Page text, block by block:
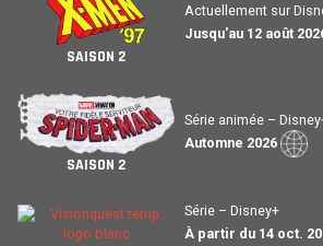
SAISON 2
Actuellement sur
Jusqu'au 12 août
SAISON 2
Série animée –
Automne 2026
Série – Disney+
À partir du 14 oct.